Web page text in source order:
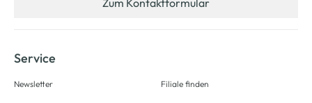
Zum Kontaktformular
Service
Newsletter Filiale finden